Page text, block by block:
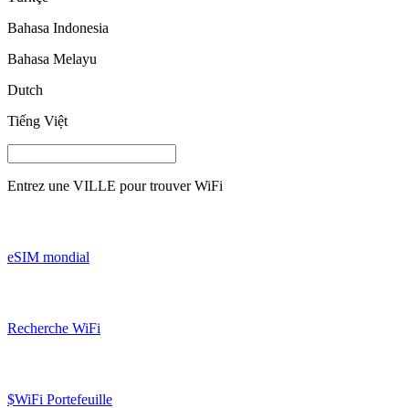
Bahasa Indonesia
Bahasa Melayu
Dutch
Tiếng Việt
Entrez une VILLE pour trouver WiFi
eSIM mondial
Recherche WiFi
$WiFi Portefeuille